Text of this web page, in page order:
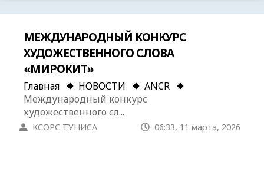
МЕЖДУНАРОДНЫЙ КОНКУРС
ХУДОЖЕСТВЕННОГО СЛОВА
«МИРОКИТ»
Главная НОВОСТИ
ANCR
Международный конкурс
художественного сл...
КСОРС ТУНИСА 06:33, 11 марта, 2026